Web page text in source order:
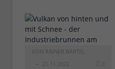
VON RAINER BARTEL
21.11.2022
0